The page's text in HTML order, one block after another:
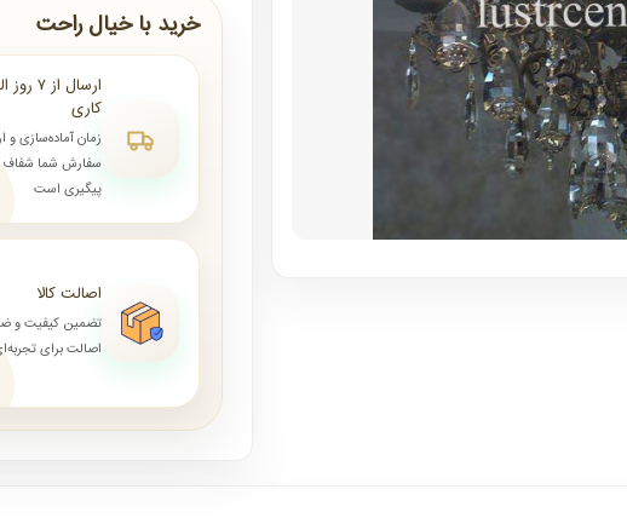
خرید با خیال راحت
کاری
زمان آماده‌سازی و
سفارش شما شفاف
پیگیری است
اصالت کالا
تضمین کیفیت و
اصالت برای